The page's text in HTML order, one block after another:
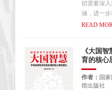
切需要深
涵，进一
READ
《大国
育的核心
作者： 国
馆出版社